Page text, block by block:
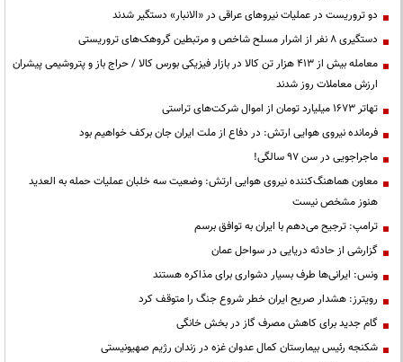
دو تروریست در عملیات نیروهای عراقی در «الانبار» دستگیر شدند
دستگیری ۸ نفر از اشرار مسلح شاخص و مرتبطین گروهک‌های تروریستی
معامله بیش از ۴۱۳ هزار تن کالا در بازار فیزیکی بورس کالا / حراج باز و پتروشیمی پیشران
ارزش معاملات روز شدند
تهاتر ۱۶۷۳ میلیارد تومان از اموال شرکت‌های تراستی
فرمانده نیروی هوایی ارتش: در دفاع از ملت ایران جان برکف خواهیم بود
ماجراجویی در سن ۹۷ سالگی!
معاون هماهنگ‌کننده نیروی هوایی ارتش: وضعیت سه خلبان عملیات حمله به العدید
هنوز مشخص نیست
ترامپ: ترجیح می‌دهم با ایران به توافق برسم
گزارشی از حادثه دریایی در سواحل عمان
ونس: ایرانی‌ها طرف بسیار دشواری برای مذاکره هستند
رویترز: هشدار صریح ایران خطر شروع جنگ را متوقف کرد
گام جدید برای کاهش مصرف گاز در بخش خانگی
شکنجه رئیس بیمارستان کمال عدوان غزه در زندان رژیم صهیونیستی